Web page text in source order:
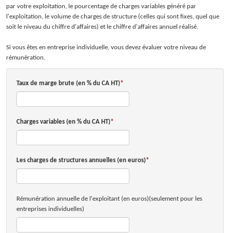
FILS D'ACTUALITÉS
CONTACTEZ-NOUS
ESPACE CLIENTS
par votre exploitation, le pourcentage de charges variables généré par
l'exploitation, le volume de charges de structure (celles qui sont fixes, quel que
soit le niveau du chiffre d'affaires) et le chiffre d'affaires annuel réalisé.
Si vous êtes en entreprise individuelle, vous devez évaluer votre niveau de
rémunération.
Taux de marge brute (en % du CA HT)
Charges variables (en % du CA HT)
Les charges de structures annuelles (en euros)
Rémunération annuelle de l'exploitant (en euros)(seulement pour les
entreprises individuelles)